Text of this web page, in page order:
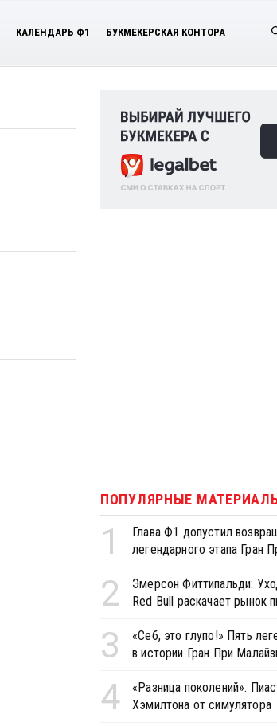
КАЛЕНДАРЬ Ф1 БУКМЕКЕРСКАЯ КОНТОРА
ПОПУЛЯРНЫЕ
1
Глава Ф1 допустил
легендарного этапа Гран
2
Эмерсон Фиттипальди:
Red Bull раскачает рынок
3
«Себ, это глупо!» Пять
в истории Гран При
4
«Разница поколений».
Хэмилтона от симулятора